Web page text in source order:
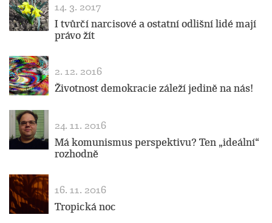
14. 3. 2017
I tvůrčí narcisové a ostatní odlišní lidé mají
právo žít
2. 12. 2016
Životnost demokracie záleží jedině na nás!
24. 11. 2016
Má komunismus perspektivu? Ten „ideální“
rozhodně
16. 11. 2016
Tropická noc